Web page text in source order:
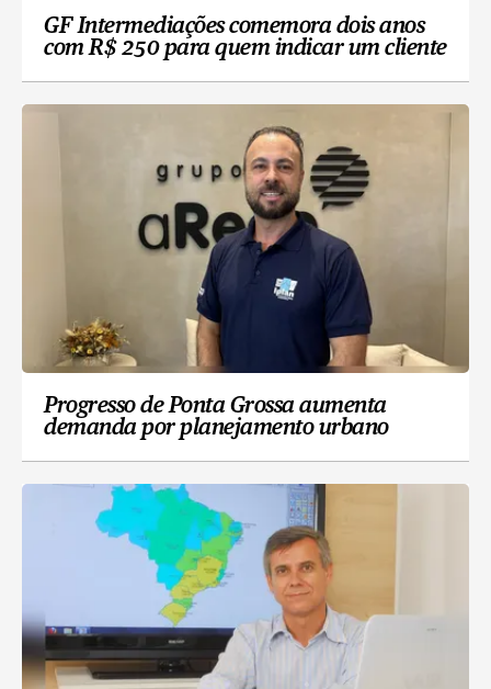
GF Intermediações comemora dois anos
com R$ 250 para quem indicar um cliente
Progresso de Ponta Grossa aumenta
demanda por planejamento urbano